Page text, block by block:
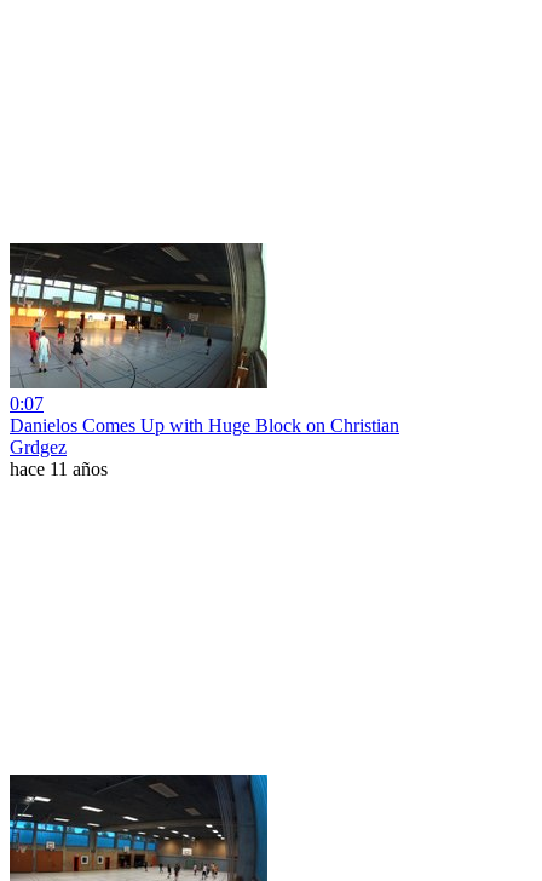
0:07
Danielos Comes Up with Huge Block on Christian
Grdgez
hace 11 años